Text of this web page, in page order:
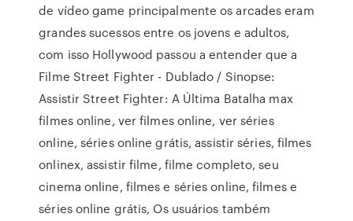
de vídeo game principalmente os arcades eram
grandes sucessos entre os jovens e adultos,
com isso Hollywood passou a entender que a
Filme Street Fighter - Dublado / Sinopse:
Assistir Street Fighter: A Última Batalha max
filmes online, ver filmes online, ver séries
online, séries online grátis, assistir séries, filmes
onlinex, assistir filme, filme completo, seu
cinema online, filmes e séries online, filmes e
séries online grátis, Os usuários também